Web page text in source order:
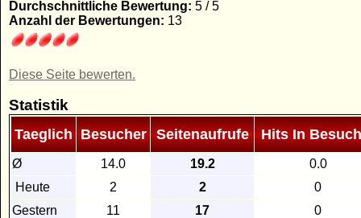
Durchschnittliche Bewertung: 5 / 5
Anzahl der Bewertungen: 13
Diese Seite bewerten.
Statistik
Taeglich Besucher Seitenaufrufe Hits In
Ø 14.0 19.2
0.0
Heute
2 2
0
Gestern
11 17
0